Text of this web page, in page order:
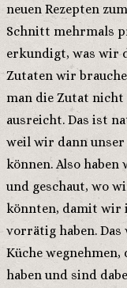
neuen Rezepten
Schnitt mehrmals
erkundigt, was wir
Zutaten wir
man die Zutat nicht
ausreicht. Das ist
weil wir dann
können. Also
und geschaut, wo
könnten, damit wir
vorrätig haben.
Küche wegnehmen,
haben und sind